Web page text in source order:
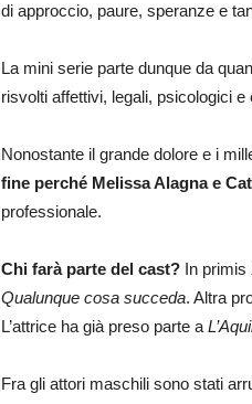
di approccio, paure, speranze e
La mini serie parte dunque da
risvolti affettivi, legali, psicologici
Nonostante il grande dolore e i
fine perché Melissa Alagna e
professionale.
Chi farà parte del cast? In primis
Qualunque cosa succeda. Altra
L’attrice ha già preso parte a
Fra gli attori maschili sono stati